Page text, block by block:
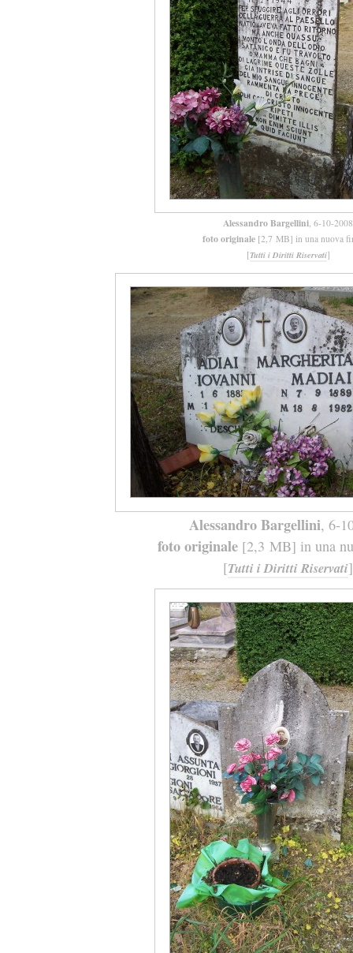
Alessandro Bargellini, 6-10-2008
foto originale [2,7 MB] in una nuova
[Tutti i Diritti Riservati]
Alessandro Bargellini, 6-
foto originale[2,3 MB] in una
[Tutti i Diritti Riservati]